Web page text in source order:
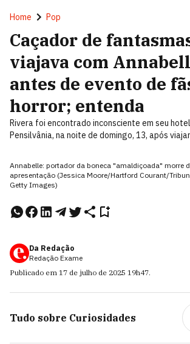
Home Pop
Caçador de
viajava com
antes de evento de
horror; entenda
Rivera foi encontrado inconsciente em seu
Pensilvânia, na noite de domingo, 13, após
Annabelle: portador da boneca "amaldiçoada" morre
apresentação (Jessica Moore/Hartford Courant/
Getty Images)
Da Redação
Redação Exame
Publicado em 17 de julho de 2025 19h47.
Tudo sobre Curiosidades